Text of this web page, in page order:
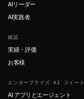
AIリーダー
AI実践者
確認
実績・評価
お客様
エンタープライズ AI スイート
AI アプリとエージェント